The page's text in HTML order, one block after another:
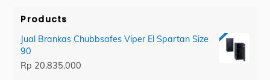
Products
Jual Brankas Chubbsafes Viper El Spartan Size
90
Rp 20.835.000